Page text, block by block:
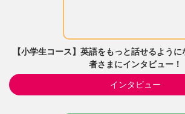
【小学生コース】英語をもっと話せるよう
者さまにインタビュー！
インタビュー